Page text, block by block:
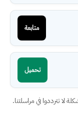
متابعة
تحميل
لا تترددوا في مراسلتنا.